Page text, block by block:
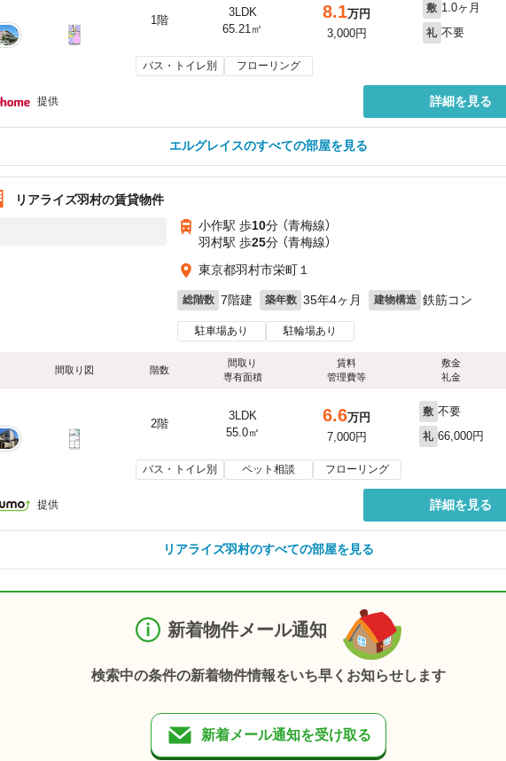
1階
3LDK
65.21㎡
8.1万円
3,000円
敷 1.0ヶ月
礼 不要
バス・トイレ別 フローリング
提供 詳細を見る
エルグレイスのすべての部屋を見る
リアライズ羽村の賃貸物件
小作駅 歩10分 （青梅線）
羽村駅 歩25分 （青梅線）
東京都羽村市栄町１
総階数 7階建 築年数 35年4ヶ月 建物構造 鉄筋コン
駐車場あり 駐輪場あり
間取り図 階数
間取り
専有面積
賃料
管理費等
敷金
礼金
2階
3LDK
55.0㎡
6.6万円
7,000円
敷 不要
礼 66,000円
バス・トイレ別 ペット相談 フローリング
提供 詳細を見る
リアライズ羽村のすべての部屋を見る
新着物件メール通知
検索中の条件の新着物件情報をいち早くお知らせします
新着メール通知を受け取る